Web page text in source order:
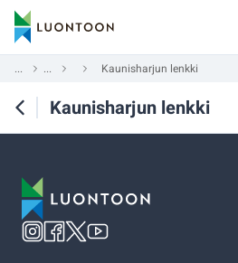
... ... Kaunisharjun lenkki
Kaunisharjun lenkki